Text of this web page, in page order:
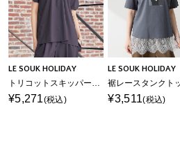
LE SOUK HOLIDAY
トリコットスキッパーネックプルオーバー【接触冷感・UVカット】
¥5,271(税込)
LE SOUK HOLIDAY
¥3,511(税込)